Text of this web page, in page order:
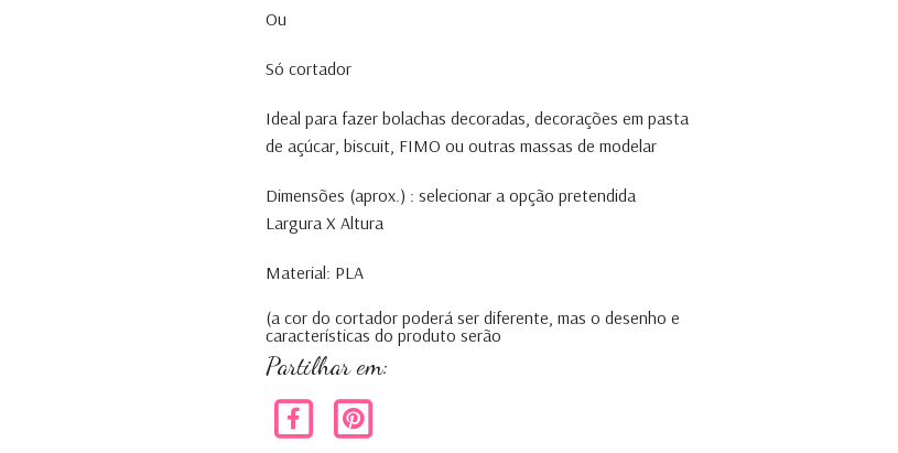
Ou
Só cortador
Ideal para fazer bolachas decoradas, decorações em pasta
de açúcar, biscuit, FIMO ou outras massas de modelar
Dimensões (aprox.) : selecionar a opção pretendida
Largura X Altura
Material: PLA
(a cor do cortador poderá ser diferente, mas o desenho e
características do produto serão
Partilhar em: